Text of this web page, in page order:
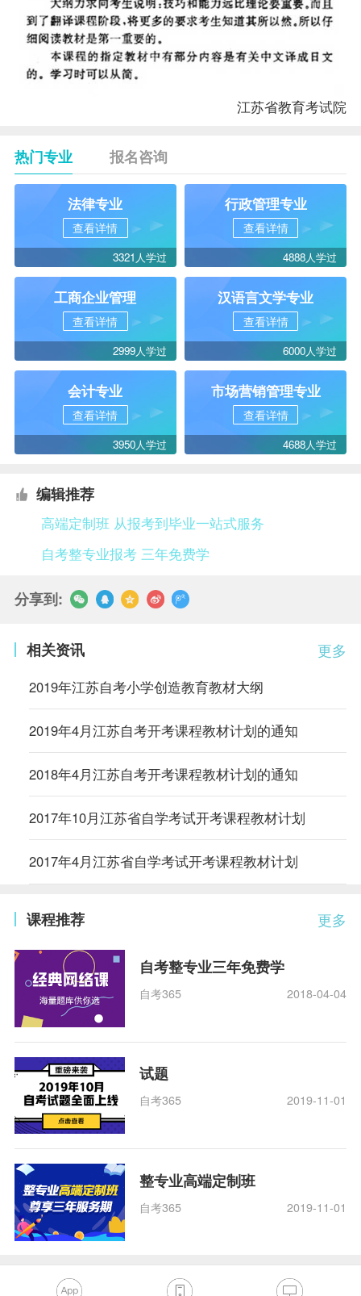
江苏省教育考试院
热门专业 报名咨询
法律专业
查看详情
3321人学过
行政管理专业
查看详情
4888人学过
工商企业管理
查看详情
2999人学过
汉语言文学专业
查看详情
6000人学过
会计专业
查看详情
3950人学过
市场营销管理专业
查看详情
4688人学过
编辑推荐
高端定制班 从报考到毕业一站式服务
自考整专业报考 三年免费学
分享到:
更多
相关资讯
2019年江苏自考小学创造教育教材大纲
2019年4月江苏自考开考课程教材计划的通知
2018年4月江苏自考开考课程教材计划的通知
2017年10月江苏省自学考试开考课程教材计划
2017年4月江苏省自学考试开考课程教材计划
更多
课程推荐
自考整专业三年免费学
自考365 2018-04-04
试题
自考365 2019-11-01
整专业高端定制班
自考365 2019-11-01